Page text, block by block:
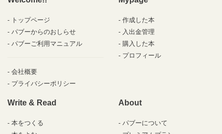
トップページ
パブーからのおしらせ
パブーご利用マニュアル
会社概要
プライバシーポリシー
作成した本
入出金管理
購入した本
プロフィール
Write & Read
本をつくる
About
パブーについて